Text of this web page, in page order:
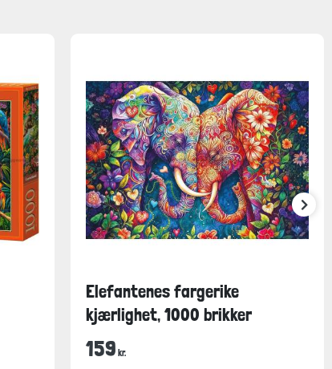
Elefantenes fargerike
kjærlighet, 1000 brikker
159 kr.